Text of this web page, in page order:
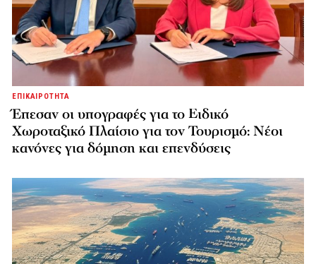
ΕΠΙΚΑΙΡΟΤΗΤΑ
Έπεσαν οι υπογραφές για το Ειδικό
Χωροταξικό Πλαίσιο για τον Τουρισμό: Νέοι
κανόνες για δόμηση και επενδύσεις